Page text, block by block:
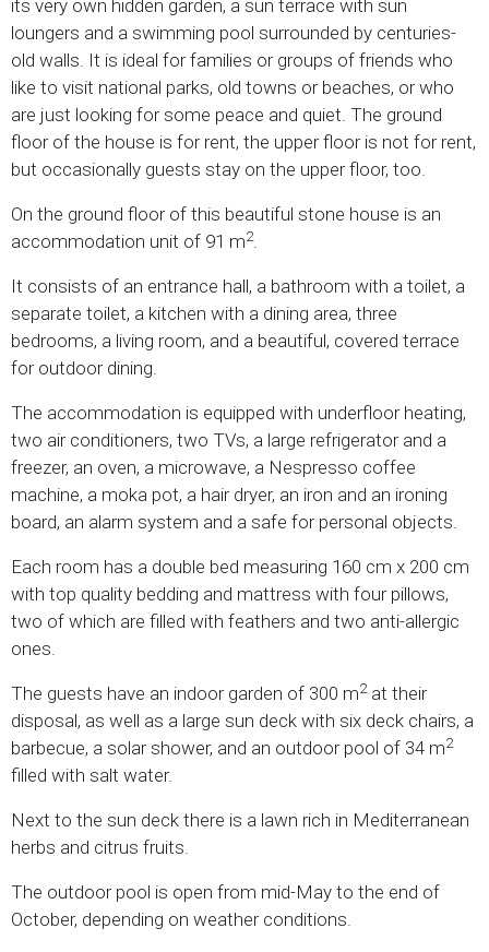
its very own hidden garden, a sun terrace with sun
loungers and a swimming pool surrounded by centuries-
old walls. It is ideal for families or groups of friends who
like to visit national parks, old towns or beaches, or who
are just looking for some peace and quiet. The ground
floor of the house is for rent, the upper floor is not for rent,
but occasionally guests stay on the upper floor, too.
On the ground floor of this beautiful stone house is an
accommodation unit of 91 m2.
It consists of an entrance hall, a bathroom with a toilet, a
separate toilet, a kitchen with a dining area, three
bedrooms, a living room, and a beautiful, covered terrace
for outdoor dining.
The accommodation is equipped with underfloor heating,
two air conditioners, two TVs, a large refrigerator and a
freezer, an oven, a microwave, a Nespresso coffee
machine, a moka pot, a hair dryer, an iron and an ironing
board, an alarm system and a safe for personal objects.
Each room has a double bed measuring 160 cm x 200 cm
with top quality bedding and mattress with four pillows,
two of which are filled with feathers and two anti-allergic
ones.
The guests have an indoor garden of 300 m2at their
disposal, as well as a large sun deck with six deck chairs, a
barbecue, a solar shower, and an outdoor pool of 34 m2
filled with salt water.
Next to the sun deck there is a lawn rich in Mediterranean
herbs and citrus fruits.
The outdoor pool is open from mid-May to the end of
October, depending on weather conditions.